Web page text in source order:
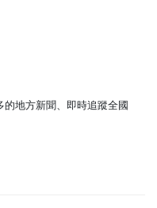
地方新聞、即時追蹤全國